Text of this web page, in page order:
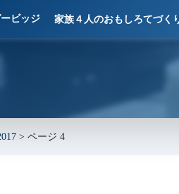
ビッジ 家族４人のおもしろてづく
> ページ 4